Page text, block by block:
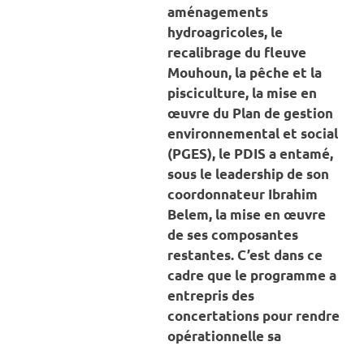
aménagements
hydroagricoles, le
recalibrage du fleuve
Mouhoun, la pêche et la
pisciculture, la mise en
œuvre du Plan de gestion
environnemental et social
(PGES), le PDIS a entamé,
sous le leadership de son
coordonnateur Ibrahim
Belem, la mise en œuvre
de ses composantes
restantes. C’est dans ce
cadre que le programme a
entrepris des
concertations pour rendre
opérationnelle sa